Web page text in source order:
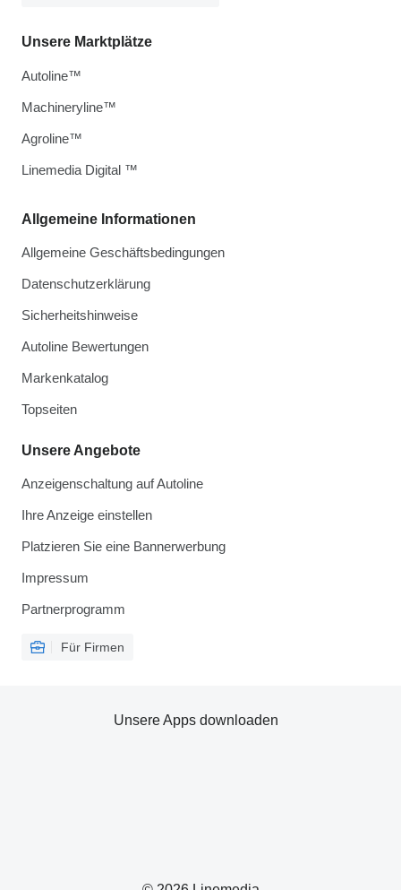
Allgemeine Informationen
Allgemeine Geschäftsbedingungen
Datenschutzerklärung
Sicherheitshinweise
Autoline Bewertungen
Markenkatalog
Topseiten
Unsere Angebote
Anzeigenschaltung auf Autoline
Ihre Anzeige einstellen
Platzieren Sie eine Bannerwerbung
Impressum
Partnerprogramm
Für Firmen
Unsere Marktplätze
Autoline™
Machineryline™
Agroline™
Linemedia Digital ™
Unsere Apps downloaden